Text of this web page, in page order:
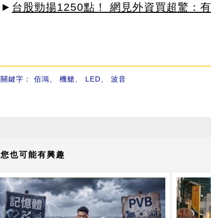
► 台股勁揚1250點！ 網見外資買超驚：
關鍵字： 佰鴻 機艙 LED 波音
您也可能有興趣